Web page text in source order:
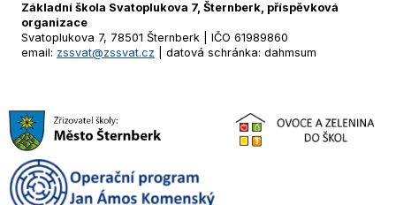
Základní škola Svatoplukova 7, Šternberk, příspěvková
organizace
Svatoplukova 7, 78501 Šternberk | IČO 61989860
email: zssvat@zssvat.cz | datová schránka: dahmsum